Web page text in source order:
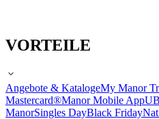
VORTEILE
Angebote & KatalogeMy Manor
Mastercard®Manor Mobile App
ManorSingles DayBlack Friday